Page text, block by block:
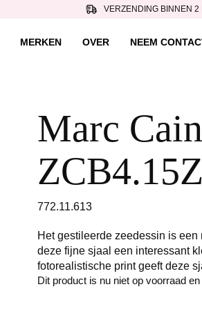
VERZENDING BINNEN 2
MERKEN OVER NEEM
Marc
772.11.613
Het gestileerde zeedessin is
deze fijne sjaal een interessant
fotorealistische print geeft deze
Dit product is nu niet op voorraad